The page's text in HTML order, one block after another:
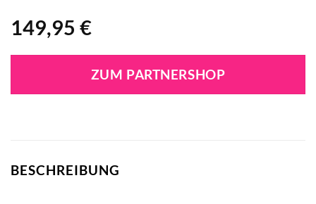
149,95 €
ZUM PARTNERSHOP
BESCHREIBUNG